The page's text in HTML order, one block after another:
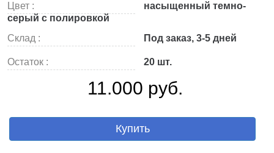
Цвет :
насыщенный темно-
серый с полировкой
Склад :
Под заказ, 3-5 дней
Остаток : 20 шт.
11.000 руб.
Купить